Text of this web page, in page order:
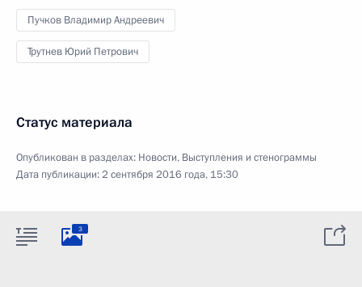
Пучков Владимир Андреевич
Трутнев Юрий Петрович
Статус материала
Опубликован в разделах: Новости, Выступления и стенограммы
Дата публикации:2 сентября 2016 года, 15:30
3